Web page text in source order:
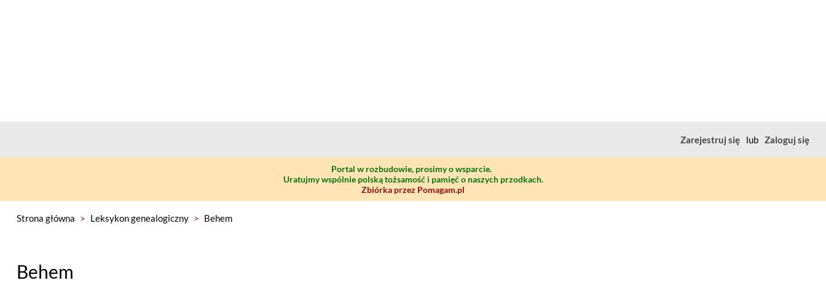
Zarejestruj się lub Zaloguj się
Portal w rozbudowie, prosimy o wsparcie.
Uratujmy wspólnie polską tożsamość i pamięć o naszych przodkach.
Zbiórka przez Pomagam.pl
Strona główna > Leksykon genealogiczny > Behem
Behem